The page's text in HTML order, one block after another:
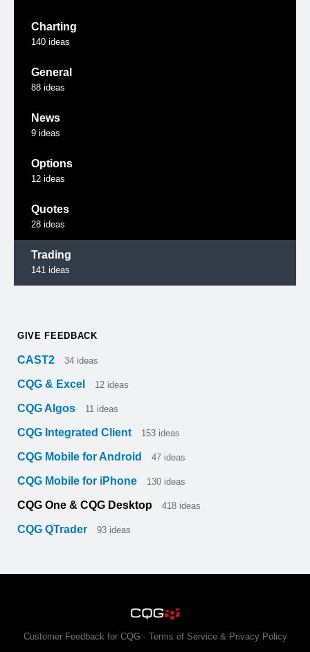
Charting
140 ideas
General
88 ideas
News
9 ideas
Options
12 ideas
Quotes
28 ideas
Trading
141 ideas
GIVE FEEDBACK
CAST2 34 ideas
CQG & Excel 12 ideas
CQG Algos 11 ideas
CQG Integrated Client 153 ideas
CQG Mobile for Android 47 ideas
CQG Mobile for iPhone 130 ideas
CQG One & CQG Desktop 418 ideas
CQG QTrader 93 ideas
Customer Feedback for CQG · Terms of Service & Privacy Policy